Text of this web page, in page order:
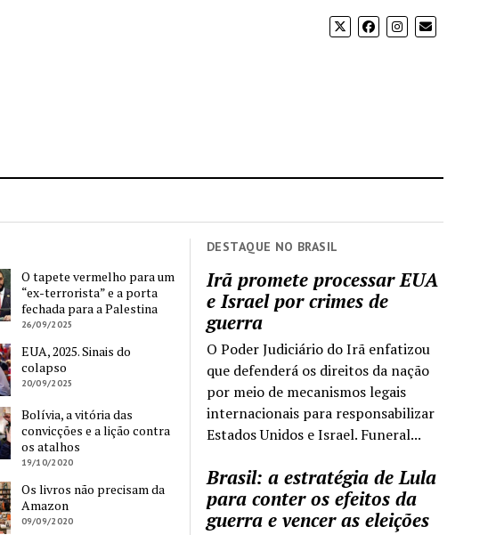
DESTAQUE NO BRASIL
Irã promete processar EUA
e Israel por crimes de
guerra
O Poder Judiciário do Irã enfatizou
que defenderá os direitos da nação
por meio de mecanismos legais
internacionais para responsabilizar
Estados Unidos e Israel. Funeral...
Brasil: a estratégia de Lula
para conter os efeitos da
guerra e vencer as eleições
O tapete vermelho para um
“ex-terrorista” e a porta
fechada para a Palestina
26/09/2025
EUA, 2025. Sinais do
colapso
20/09/2025
Bolívia, a vitória das
convicções e a lição contra
os atalhos
19/10/2020
Os livros não precisam da
Amazon
09/09/2020